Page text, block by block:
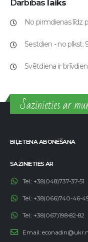
Darbības laiks
No pirmdienas līdz
Sestdien - no plkst.
Svētdiena ir
Sazinieties ar
BIĻETENA ABONĒŠANA
SAZINIETIES AR
Tel.: +38(048)737-37-51
Tel.: +38(066)740-46-
Tel.: +38(067)198-82-82
Email: